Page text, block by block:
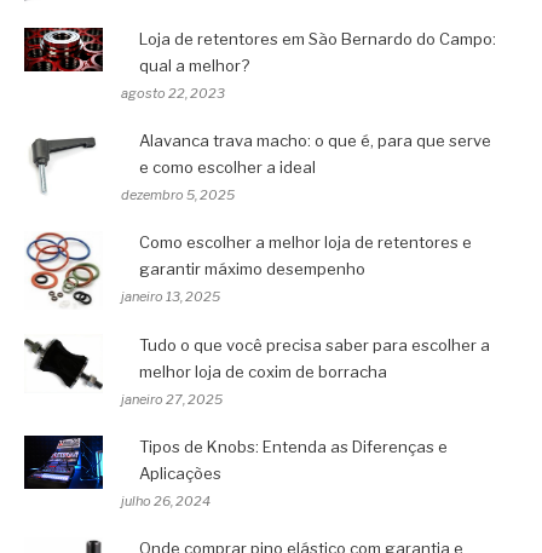
Loja de retentores em São Bernardo do Campo:
qual a melhor?
agosto 22, 2023
Alavanca trava macho: o que é, para que serve
e como escolher a ideal
dezembro 5, 2025
Como escolher a melhor loja de retentores e
garantir máximo desempenho
janeiro 13, 2025
Tudo o que você precisa saber para escolher a
melhor loja de coxim de borracha
janeiro 27, 2025
Tipos de Knobs: Entenda as Diferenças e
Aplicações
julho 26, 2024
Onde comprar pino elástico com garantia e